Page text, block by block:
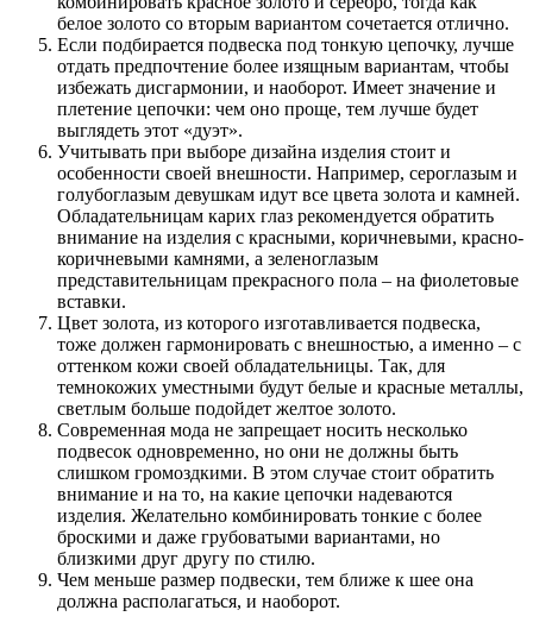
белое золото со вторым вариантом сочетается отлично.
Если подбирается подвеска под тонкую цепочку, лучше
отдать предпочтение более изящным вариантам, чтобы
избежать дисгармонии, и наоборот. Имеет значение и
плетение цепочки: чем оно проще, тем лучше будет
выглядеть этот «дуэт».
Учитывать при выборе дизайна изделия стоит и
особенности своей внешности. Например, сероглазым и
голубоглазым девушкам идут все цвета золота и камней.
Обладательницам карих глаз рекомендуется обратить
внимание на изделия с красными, коричневыми, красно-
коричневыми камнями, а зеленоглазым
представительницам прекрасного пола – на фиолетовые
вставки.
Цвет золота, из которого изготавливается подвеска,
тоже должен гармонировать с внешностью, а именно – с
оттенком кожи своей обладательницы. Так, для
темнокожих уместными будут белые и красные металлы,
светлым больше подойдет желтое золото.
Современная мода не запрещает носить несколько
подвесок одновременно, но они не должны быть
слишком громоздкими. В этом случае стоит обратить
внимание и на то, на какие цепочки надеваются
изделия. Желательно комбинировать тонкие с более
броскими и даже грубоватыми вариантами, но
близкими друг другу по стилю.
Чем меньше размер подвески, тем ближе к шее она
должна располагаться, и наоборот.